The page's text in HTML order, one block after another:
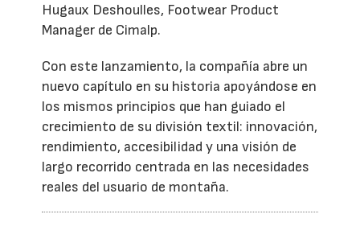
Hugaux Deshoulles, Footwear Product
Manager de Cimalp.
Con este lanzamiento, la compañía abre un
nuevo capítulo en su historia apoyándose en
los mismos principios que han guiado el
crecimiento de su división textil: innovación,
rendimiento, accesibilidad y una visión de
largo recorrido centrada en las necesidades
reales del usuario de montaña.